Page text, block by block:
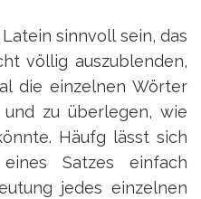
sinnvoll sein, das
völlig auszublenden,
die einzelnen Wörter
zu überlegen, wie
Häufg lässt sich
Satzes einfach
jedes einzelnen